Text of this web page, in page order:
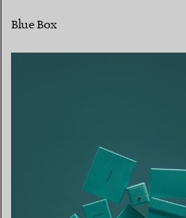
Blue Box